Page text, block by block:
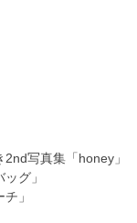
写真集「honey」
グ」
」